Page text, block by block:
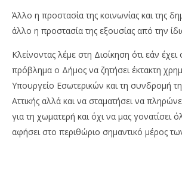
Άλλο η προστασία της κοινωνίας και της
άλλο η προστασία της εξουσίας από την
Κλείνοντας λέμε στη Διοίκηση ότι εάν έχει
πρόβλημα ο Δήμος να ζητήσει έκτακτη
Υπουργείο Εσωτερικών και τη συνδρομή
Αττικής αλλά και να σταματήσει να
για τη χωματερή και όχι να μας γονατίσει
αφήσει στο περιθώριο σημαντικό μέρος